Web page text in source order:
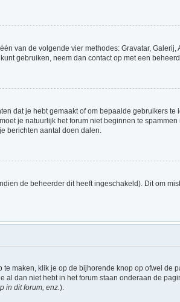
van de volgende vier methodes: Gravatar,
gebruiken, neem dan contact op met een
dat je hebt gemaakt of om bepaalde gebruikers
je natuurlijk het forum niet beginnen te
berichten aantal doen dalen.
de beheerder dit heeft ingeschakeld). Dit om
maken, klik je op de bijhorende knop op ofwel de
dan niet hebt in het forum staan onderaan de
in dit forum, enz.).